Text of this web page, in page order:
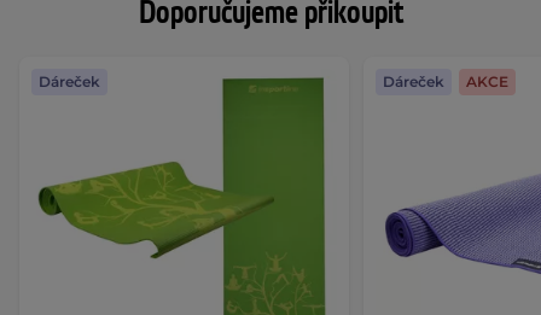
Doporučujeme přikoupit
Dáreček Dáreček AKCE